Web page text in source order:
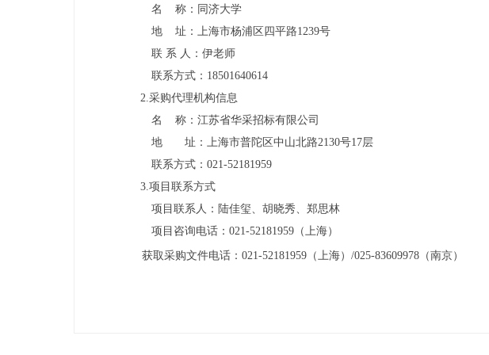
名 称： 同济大学
地
址：上海市杨浦区四平路1239号
联 系 人： 伊老师
联系方式： 18501640614
2.采购代理机构信息
名
称：江苏省华采招标有限公司
地 址：
上海市普陀区中山北路2130号17层
联系方式： 021-52181959
3.项目联系方式
项目联系人： 陆佳玺、胡晓秀
郑思林
项目咨询电话： 021-52181959（上海）
获取采购文件电话： 021-52181959（上海）/025-83609978（南京）